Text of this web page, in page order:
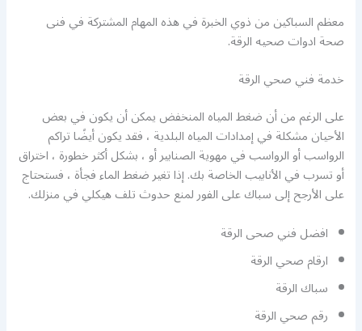
معظم السباكين من ذوي الخبرة في هذه المهام المشتركة في فنى
صحة ادوات صحيه الرقة.
خدمة فني صحي الرقة
على الرغم من أن ضغط المياه المنخفض يمكن أن يكون في بعض
الأحيان مشكلة في إمدادات المياه البلدية ، فقد يكون أيضًا تراكم
الرواسب أو الرواسب في مهوية الصنابير أو ، بشكل أكثر خطورة ، اختراق
أو تسرب في الأنابيب الخاصة بك. إذا تغير ضغط الماء فجأة ، فستحتاج
على الأرجح إلى سباك على الفور لمنع حدوث تلف هيكلي في منزلك.
افضل فني صحى الرقة
ارقام صحي الرقة
سباك الرقة
رقم صحي الرقة